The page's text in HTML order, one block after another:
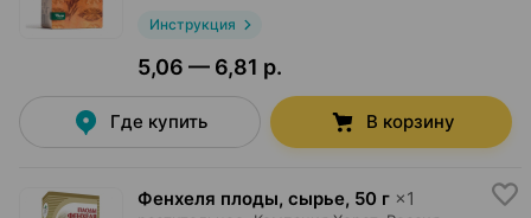
Инструкция
5,06 — 6,81 р.
Где купить В корзину
Фенхеля плоды, сырье, 50 г ×1